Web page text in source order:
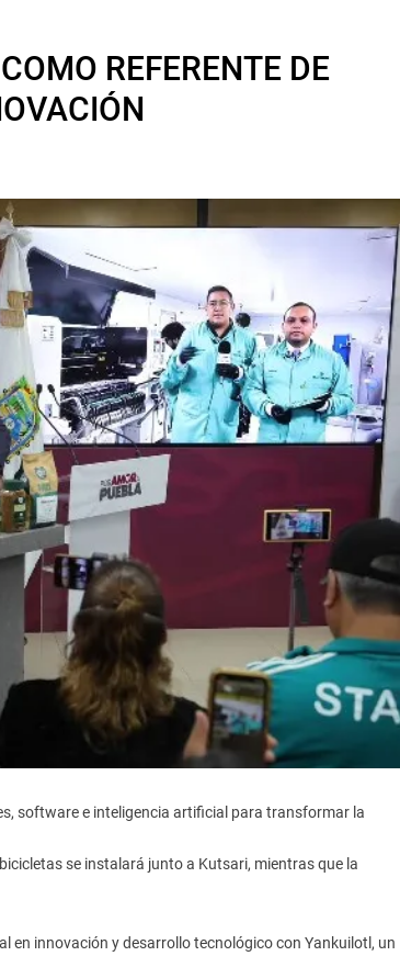
REFERENTE DE
software e inteligencia artificial para transformar la
se instalará junto a Kutsari, mientras que la
en innovación y desarrollo tecnológico con Yankuilotl, un